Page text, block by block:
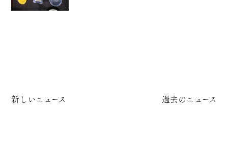
新しいニュース 過去のニュース